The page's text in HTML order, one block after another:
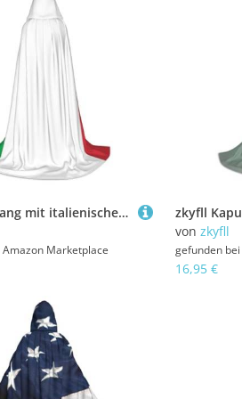
zkyfll Umhang mit italienischer Flagge, kleiner Kapuzenumhang, Halloween-Kostüm, Halloween, Cosplay, Hexe, Robe Cape
Amazon Marketplace
von zkyfll
gefunden bei
16,95 €